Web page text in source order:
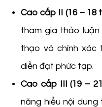
Cao cấp II (16 – 18
tham gia thảo
thạo và chính xác
diễn đạt phức tạp.
Cao cấp III (19 –
năng hiểu nội